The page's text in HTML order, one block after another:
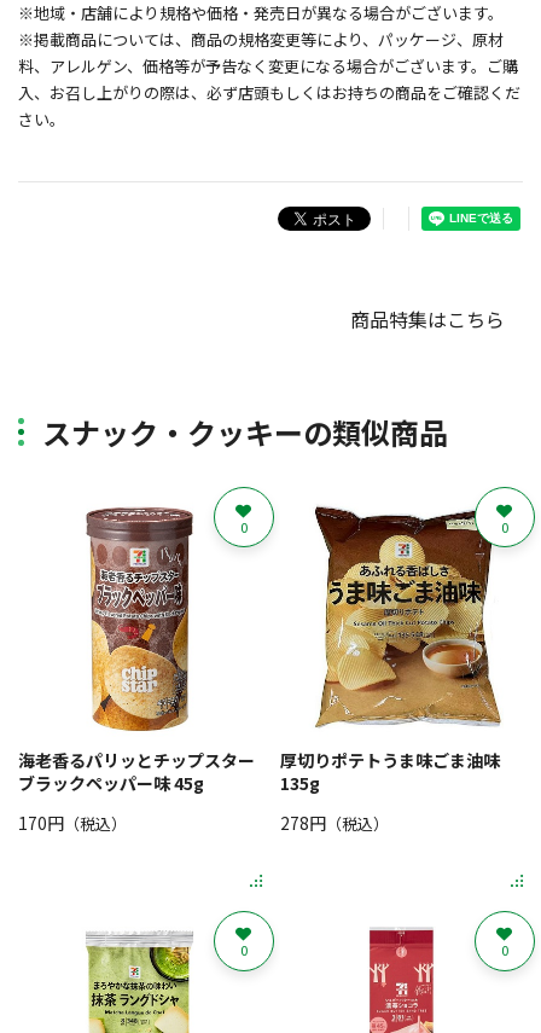
※地域・店舗により規格や価格・発売日が異なる場合がございます。
※掲載商品については、商品の規格変更等により、パッケージ、原材
料、アレルゲン、価格等が予告なく変更になる場合がございます。ご購
入、お召し上がりの際は、必ず店頭もしくはお持ちの商品をご確認くだ
さい。
商品特集はこちら
スナック・クッキーの類似商品
海老香るパリッとチップスター
ブラックペッパー味 45g
170円 （税込）
0
厚切りポテトうま味ごま油味
135g
278円（税込）
0
0 0